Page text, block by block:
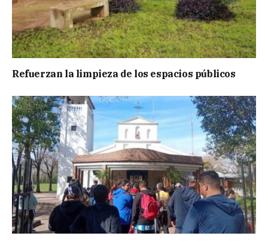
Refuerzan la limpieza de los espacios públicos